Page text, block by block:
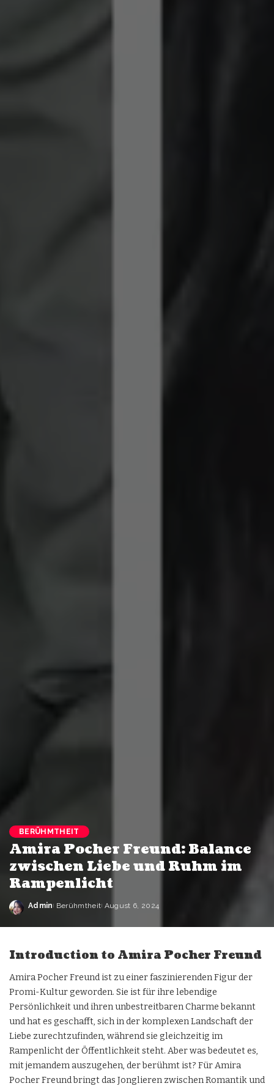
BERÜHMTHEIT
Amira Pocher Freund: Balance
zwischen Liebe und Ruhm im
Rampenlicht
Admin Berühmtheit August 6, 2024
Introduction to Amira Pocher Freund
Amira Pocher Freund ist zu einer faszinierenden Figur der
Promi-Kultur geworden. Sie ist für ihre lebendige
Persönlichkeit und ihren unbestreitbaren Charme bekannt
und hat es geschafft, sich in der komplexen Landschaft der
Liebe zurechtzufinden, während sie gleichzeitig im
Rampenlicht der Öffentlichkeit steht. Aber was bedeutet es,
mit jemandem auszugehen, der berühmt ist? Für Amira
Pocher Freund bringt das Jonglieren zwischen Romantik und